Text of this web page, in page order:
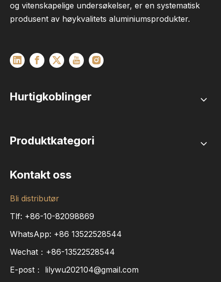
og vitenskapelige undersøkelser, er en systematisk
produsent av høykvalitets aluminiumsprodukter.
Hurtigkoblinger
Produktkategori
Kontakt oss
Bli distributør
Tlf: +86-10-82098869
WhatsApp: +86 13522528544
Wechat：+86-13522528544
E-post： lilywu202104@gmail.com